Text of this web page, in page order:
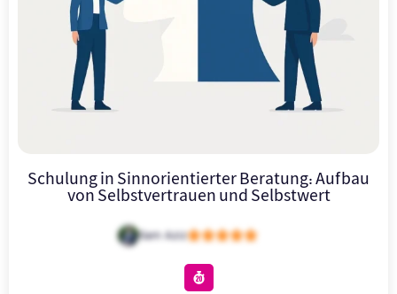
Schulung in Sinnorientierter Beratung: Aufbau
von Selbstvertrauen und Selbstwert
Sam Aziz